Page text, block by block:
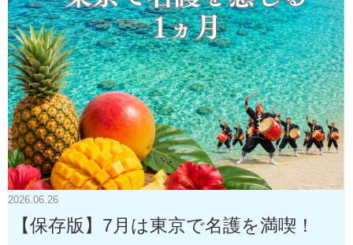
2026.06.26
【保存版】7月は東京で名護を満喫！